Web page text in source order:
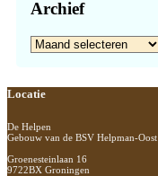
Archief
Archief
Footer
Locatie
De Helpen
Gebouw van de BSV Helpman-Oost
Groenesteinlaan 16
9722BX Groningen